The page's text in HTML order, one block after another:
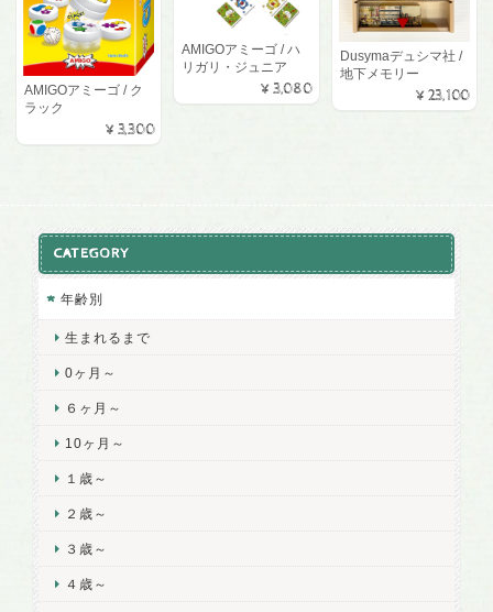
AMIGOアミーゴ / ク
ラック
¥3,300
AMIGOアミーゴ / ハ
リガリ・ジュニア
¥3,080
Dusymaデュシマ社 /
地下メモリー
¥23,100
CATEGORY
年齢別
生まれるまで
0ヶ月～
６ヶ月～
10ヶ月～
１歳～
２歳～
３歳～
４歳～